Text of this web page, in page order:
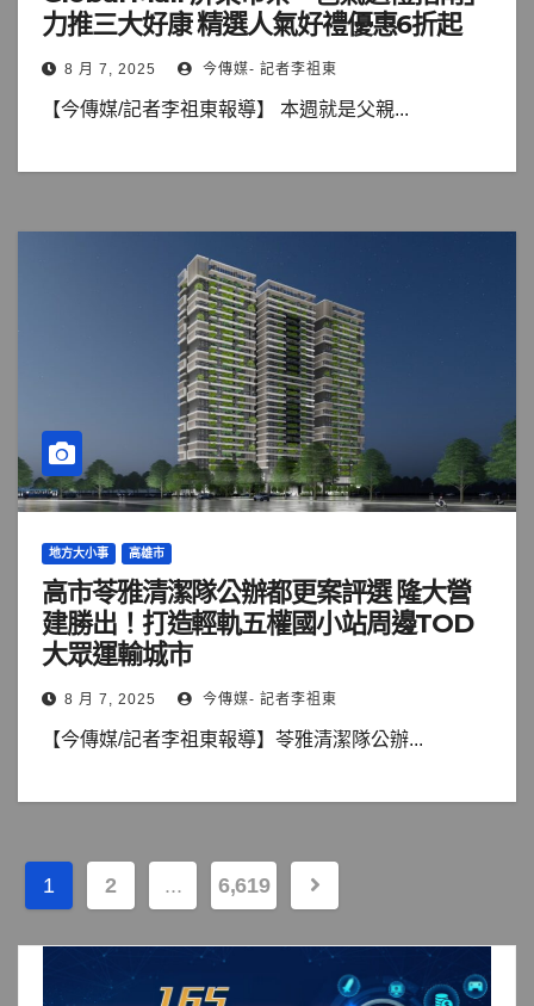
力推三大好康 精選人氣好禮優惠6折起
8 月 7, 2025 今傳媒- 記者李祖東
【今傳媒/記者李祖東報導】 本週就是父親...
地方大小事 高雄市
高市苓雅清潔隊公辦都更案評選 隆大營
建勝出！打造輕軌五權國小站周邊TOD
大眾運輸城市
8 月 7, 2025 今傳媒- 記者李祖東
【今傳媒/記者李祖東報導】苓雅清潔隊公辦...
文
章
1 2 ... 6,619